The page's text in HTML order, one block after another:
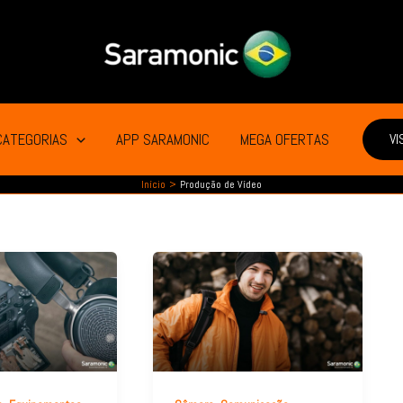
APP SARAMONIC MEGA OFERTAS
Início Produção de Vídeo